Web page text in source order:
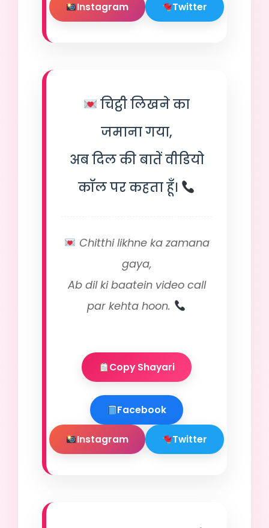
Instagram Twitter
चिट्ठी लिखने का
जमाना गया,
अब दिल की बातें वीडियो
कॉल पर कहता हूँ।
Chitthi likhne ka zamana
gaya,
Ab dil ki baatein video call
par kehta hoon.
Copy Shayari
Facebook
Instagram Twitter